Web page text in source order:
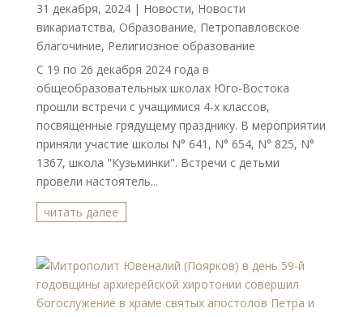
31 декабря, 2024| Новости, Новости
викариатства, Образование, Петропавловское
благочиние, Религиозное образование
С 19 по 26 декабря 2024 года в
общеобразовательных школах Юго-Востока
прошли встречи с учащимися 4-х классов,
посвященные грядущему празднику. В мероприятии
приняли участие школы N° 641, N° 654, N° 825, N°
1367, школа "Кузьминки". Встречи с детьми
провели настоятель...
читать далее